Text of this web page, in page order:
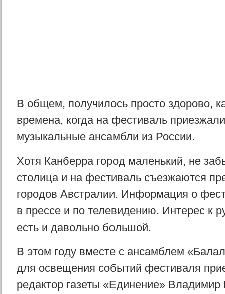
В общем, получилось просто здорово,
времена, когда на фестиваль
музыкальные ансамбли из России.
Хотя Канберра город маленький, не
столица и на фестиваль съезжаются
городов Австралии. Информация о
в прессе и по телевидению. Интерес к
есть и давольно большой.
В этом году вместе с ансамблем
для освещения событий фестиваля
редактор газеты «Единение» Владимир